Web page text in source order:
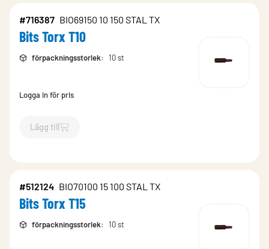
#716387 BIO69150 10 150 STAL TX
Bits Torx T10
förpackningsstorlek: 10 st
Logga in för pris
Lägg till
`$Lägg till
#512124 BIO70100 15 100 STAL TX
Bits Torx T15
förpackningsstorlek: 10 st